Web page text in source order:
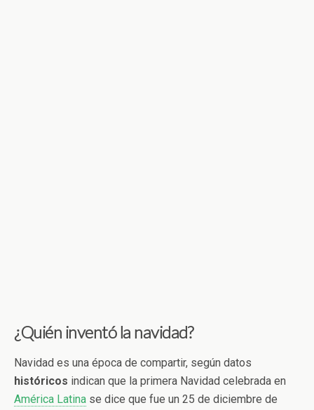
¿Quién inventó la navidad?
Navidad es una época de compartir, según datos
históricos indican que la primera Navidad celebrada en
América Latina se dice que fue un 25 de diciembre de